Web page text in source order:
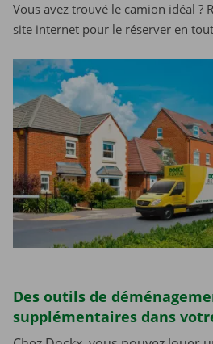
Vous avez trouvé le camion idéal ?
site internet pour le réserver en
Des outils de
supplémentaires dans